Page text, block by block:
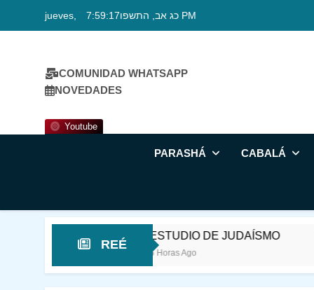
jueves, כג אב, התשפו 7:59:17 PM
COMUNIDAD WHATSAPP
NOVEDADES
Youtube
PARASHÁ CABALÁ
REÉ
ESTUDIO DE JUDAÍSMO